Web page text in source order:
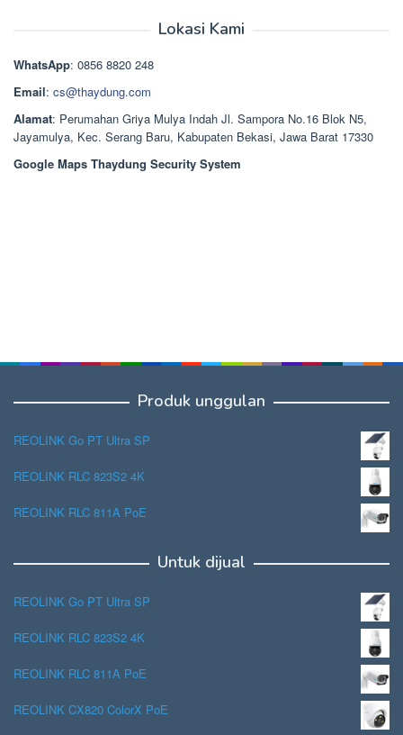
Rp1.378.000.
Lokasi Kami
WhatsApp: 0856 8820 248
Email: cs@thaydung.com
Alamat: Perumahan Griya Mulya Indah Jl. Sampora No.16 Blok N5,
Jayamulya, Kec. Serang Baru, Kabupaten Bekasi, Jawa Barat 17330
Google Maps Thaydung Security System
Produk unggulan
REOLINK Go PT Ultra SP
REOLINK RLC 823S2 4K
REOLINK RLC 811A PoE
Untuk dijual
REOLINK Go PT Ultra SP
REOLINK RLC 823S2 4K
REOLINK RLC 811A PoE
REOLINK CX820 ColorX PoE